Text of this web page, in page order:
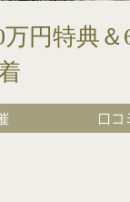
円特典
口コ